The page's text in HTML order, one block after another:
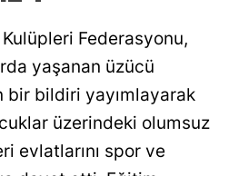
Balıkesir
Bilecik
Bingöl
Federasyonu,
yaşanan üzücü
bir bildiri yayımlayarak
üzerindeki olumsuz
evlatlarını spor ve